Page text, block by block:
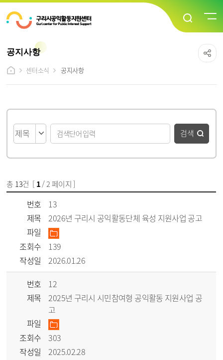
공지사항
센터소식
공지사항
검색
총 13건 [ 1/ 2 페이지 ]
번호
13
제목
2026년 구리시 공익활동단체 육성 지원사업 공고
파일
조회수
139
작성일
2026.01.26
번호
12
제목
2025년 구리시 시민참여형 공익활동 지원사업 공
고
파일
조회수
303
작성일
2025.02.28